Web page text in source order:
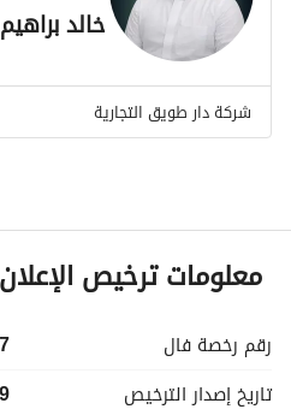
خالد براهيم
شركة دار طويق التجارية
معلومات ترخيص الإعلان
رقم رخصة فال
تاريخ إصدار الترخيص
29